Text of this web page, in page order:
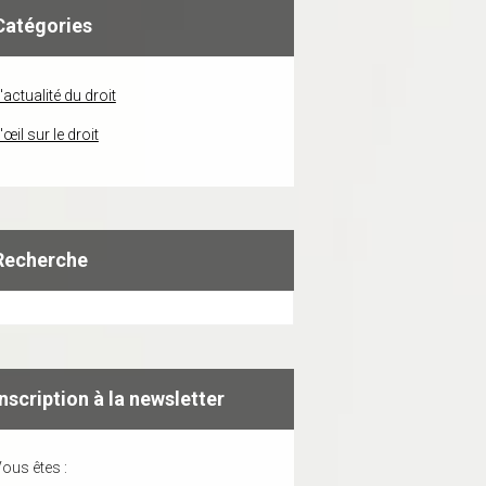
L'actualité du droit
L'œil sur le droit
à la newsletter
êtes :